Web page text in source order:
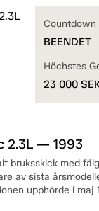
2.3L — 1993
bruksskick med
av sista
upphörde i maj
Countdown
BEENDET
Höchstes
23 000